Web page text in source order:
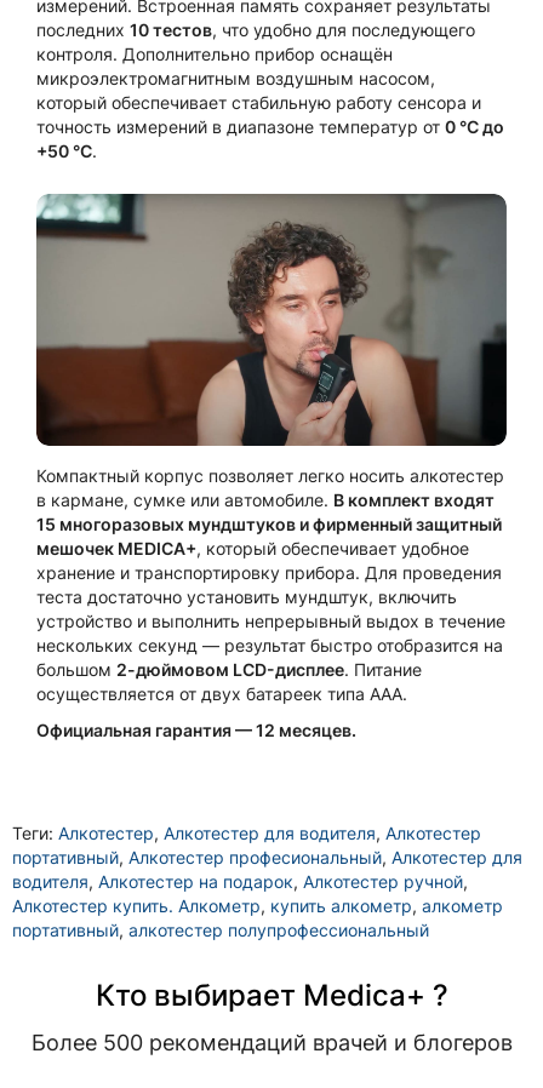
измерений. Встроенная память сохраняет результаты
последних 10 тестов, что удобно для последующего
контроля. Дополнительно прибор оснащён
микроэлектромагнитным воздушным насосом,
который обеспечивает стабильную работу сенсора и
точность измерений в диапазоне температур от 0 °C до
+50 °C.
Компактный корпус позволяет легко носить алкотестер
в кармане, сумке или автомобиле. В комплект входят
15 многоразовых мундштуков и фирменный защитный
мешочек MEDICA+, который обеспечивает удобное
хранение и транспортировку прибора. Для проведения
теста достаточно установить мундштук, включить
устройство и выполнить непрерывный выдох в течение
нескольких секунд — результат быстро отобразится на
большом 2-дюймовом LCD-дисплее. Питание
осуществляется от двух батареек типа AAA.
Официальная гарантия — 12 месяцев.
Теги: Алкотестер, Алкотестер для водителя, Алкотестер
портативный, Алкотестер професиональный, Алкотестер для
водителя, Алкотестер на подарок, Алкотестер ручной,
Алкотестер купить. Алкометр, купить алкометр, алкометр
портативный, алкотестер полупрофессиональный
Кто выбирает Medica+ ?
Более 500 рекомендаций врачей и блогеров